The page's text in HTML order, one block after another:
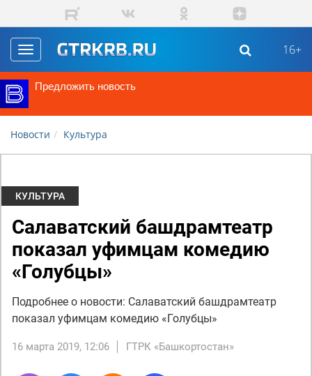
Перейти к основному содержанию
Toggle
navigation
16+
Предложить новость
Новости Культура
КУЛЬТУРА
Салаватский башдрамтеатр
показал уфимцам комедию
«Голубцы»
Подробнее о новости: Салаватский башдрамтеатр
показал уфимцам комедию «Голубцы»
16 марта 2019, 12:06 ГТРК «Башкортостан»